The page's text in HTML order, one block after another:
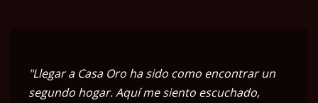
"Llegar a Casa Oro ha sido como encontrar un
segundo hogar. Aquí me siento escuchado,